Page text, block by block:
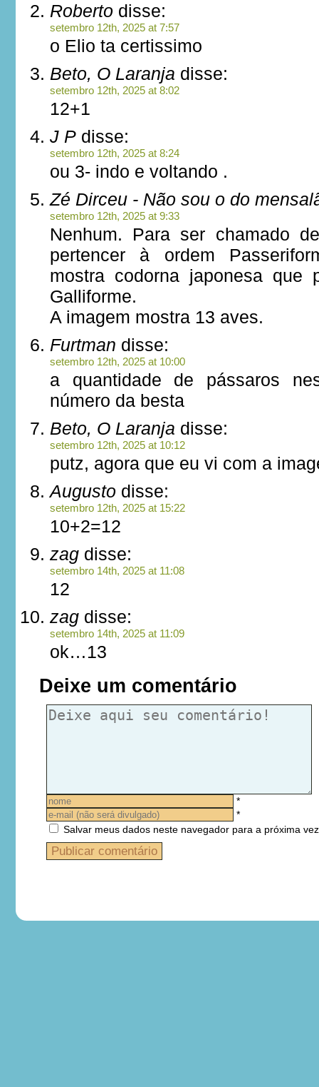
Roberto disse:
setembro 12th, 2025 at 7:57
o Elio ta certissimo
Beto, O Laranja disse:
setembro 12th, 2025 at 8:02
12+1
J P disse:
setembro 12th, 2025 at 8:24
ou 3- indo e voltando .
Zé Dirceu - Não sou o do
setembro 12th, 2025 at 9:33
Nenhum. Para ser chamado
pertencer à ordem
mostra codorna japonesa que
Galliforme.
A imagem mostra 13 aves.
Furtman disse:
setembro 12th, 2025 at 10:00
a quantidade de pássaros
número da besta
Beto, O Laranja disse:
setembro 12th, 2025 at 10:12
putz, agora que eu vi com a
Augusto disse:
setembro 12th, 2025 at 15:22
10+2=12
zag disse:
setembro 14th, 2025 at 11:08
12
zag disse:
setembro 14th, 2025 at 11:09
ok…13
Deixe um comentário
*
*
Salvar meus dados neste navegador para a próxima